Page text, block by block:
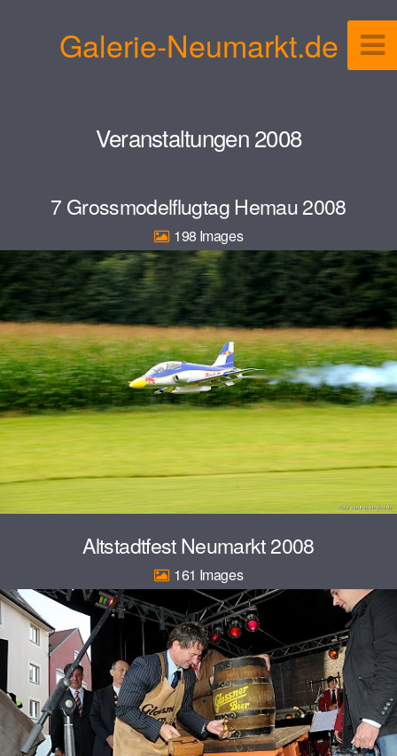
Galerie-Neumarkt.de
Veranstaltungen 2008
7 Grossmodelflugtag Hemau 2008
198
Altstadtfest Neumarkt 2008
161